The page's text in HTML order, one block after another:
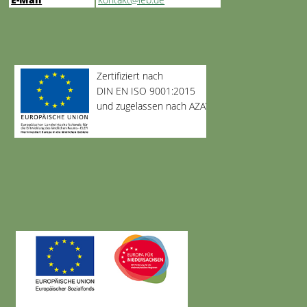
Zertifiziert nach
DIN EN ISO 9001:2015
und zugelassen nach AZAV